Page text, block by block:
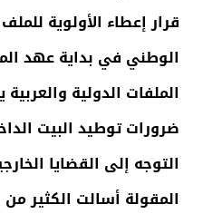
قرار إعطاء الأولوية
الوطني في بداية عهد
الملفات الدولية
ضرورات توطيد البيت
التوجه إلى القضايا
المقولة أسالت الكثير